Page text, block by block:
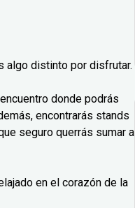
algo distinto por disfrutar.
donde podrás
encontrarás stands
seguro querrás sumar a
en el corazón de la